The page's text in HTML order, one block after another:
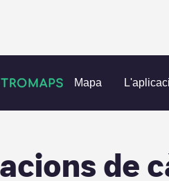
Mapa
Estats Units Bristol
de